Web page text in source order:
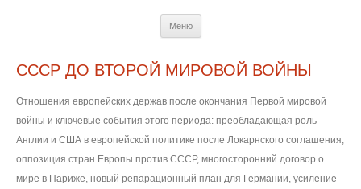
Меню
СССР ДО ВТОРОЙ МИРОВОЙ ВОЙНЫ
Отношения европейских держав после окончания Первой мировой
войны и ключевые события этого периода: преобладающая роль
Англии и США в европейской политике после Локарнского соглашения,
оппозиция стран Европы против СССР, многосторонний договор о
мире в Париже, новый репарационный план для Германии, усиление